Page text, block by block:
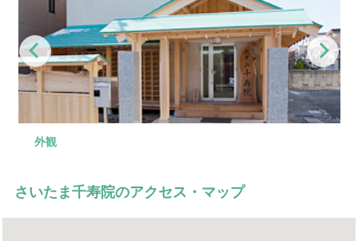
Previous
外観
本堂
お清め所
駐車場
さいたま千寿院のアクセス・マップ